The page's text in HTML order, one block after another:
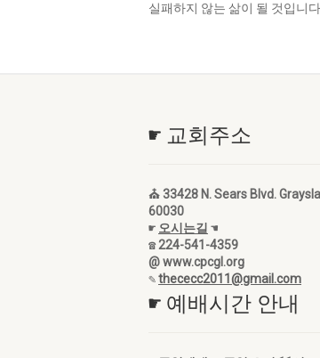
실패하지 않는 삶이 될 것입니
☛ 교회주소
⛪ 33428 N. Sears Blvd.
60030
☛ 오시는길 ☚
☎ 224-541-4359
@ www.cpcgl.org
✎thececc2011@gmail.com
☛ 예배시간 안내